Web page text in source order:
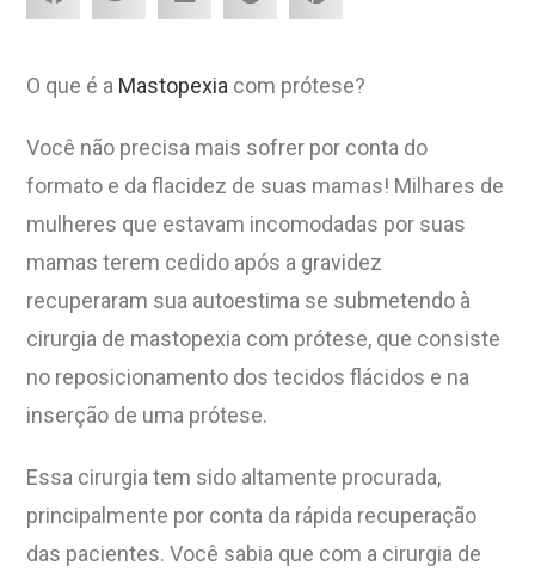
O que é a Mastopexia com prótese?
Você não precisa mais sofrer por conta do
formato e da flacidez de suas mamas! Milhares de
mulheres que estavam incomodadas por suas
mamas terem cedido após a gravidez
recuperaram sua autoestima se submetendo à
cirurgia de mastopexia com prótese, que consiste
no reposicionamento dos tecidos flácidos e na
inserção de uma prótese.
Essa cirurgia tem sido altamente procurada,
principalmente por conta da rápida recuperação
das pacientes. Você sabia que com a cirurgia de